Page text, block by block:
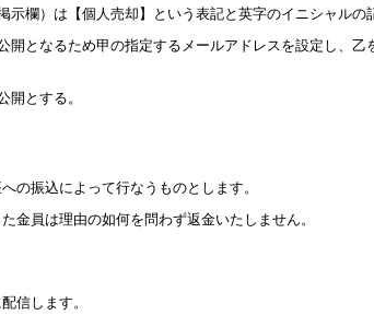
欄）は【個人売却】という表記と英字のイニシャルの
開となるため甲の指定するメールアドレスを設定し、乙
とする。
の振込によって行なうものとします。
金員は理由の如何を問わず返金いたしません。
信します。